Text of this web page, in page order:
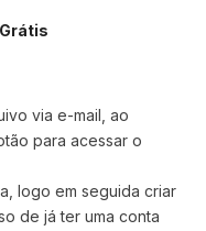
via e-mail, ao
para acessar o
logo em seguida criar
de já ter uma conta